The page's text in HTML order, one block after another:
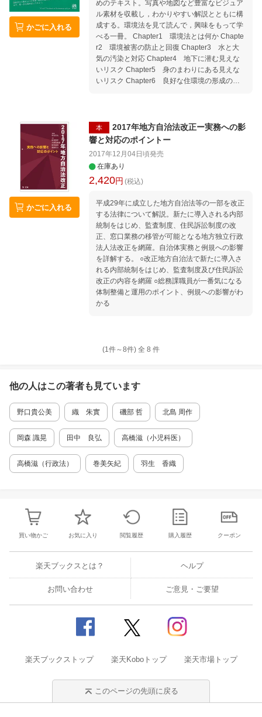
力とは？ PART 2 社会人に求められる12の力
佃製作所とは？
『下町ロケット』の世界 能力1 発
信力／能力2 計画力／能力3 ストレスコント
ロール力 『ガウディ計画』の世界 能力4 傾
聴力／能力5 主体性／能力6 実行力
『ゴースト』の世界 能力7 情況把
握力／能力8 課題発見力／能力9 規律性
1．過去を振り返る （1）人生曲線 （2）自分
史 2．将来のプランを考える マンダラチャート
かごに入れる
めのテキスト。写真や地図など豊富なビジュア
ル素材を収載し，わかりやすい解説とともに構
成する。環境法を見て読んで，興味をもって学
べる一冊。 Chapter1 環境法とは何か Chapte
r2 環境被害の防止と回復 Chapter3 水と大
気の汚染と対応 Chapter4 地下に潜む見えな
いリスク Chapter5 身のまわりにある見えな
いリスク Chapter6 良好な住環境の形成のた
生物多様性と持続可能性 Chapter11 予測
し，評価し，行動する Chapter12 企業にとっ
活動をみつめる Chapter14 地球の危機に立ち
向かう Chapter15 海の生き物の危機に立ち向
かう
かごに入れる
本
2017年地方自治法改正ー実務への影
響と対応のポイントー
2017年12月04日頃発売
在庫あり
2,420円 (税込)
平成29年に成立した地方自治法等の一部を改正
する法律について解説。新たに導入される内部
統制をはじめ、監査制度、住民訴訟制度の改
正、窓口業務の移管が可能となる地方独立行政
法人法改正を網羅。自治体実務と例規への影響
を詳解する。 ○改正地方自治法で新たに導入さ
れる内部統制をはじめ、監査制度及び住民訴訟
改正の内容を網羅 ○総務課職員が一番気になる
体制整備と運用のポイント、例規への影響がわ
かる
(1件～8件) 全 8 件
他の人はこの著者も見ています
野口貴公美 織 朱實 磯部 哲 北島 周作
岡森 識晃 田中 良弘 高橋滋（小児科医）
高橋滋（行政法） 巻美矢紀 羽生 香織
買い物かご お気に入り 閲覧履歴 購入履歴 クーポン
楽天ブックスとは？ ヘルプ
お問い合わせ ご意見・ご要望
楽天ブックストップ 楽天Koboトップ 楽天市場トップ
このページの先頭に戻る